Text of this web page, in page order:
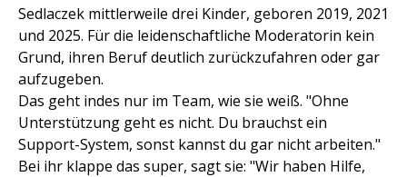
Sedlaczek mittlerweile drei Kinder, geboren 2019, 2021
und 2025. Für die leidenschaftliche Moderatorin kein
Grund, ihren Beruf deutlich zurückzufahren oder gar
aufzugeben.
Das geht indes nur im Team, wie sie weiß. "Ohne
Unterstützung geht es nicht. Du brauchst ein
Support-System, sonst kannst du gar nicht arbeiten."
Bei ihr klappe das super, sagt sie: "Wir haben Hilfe,